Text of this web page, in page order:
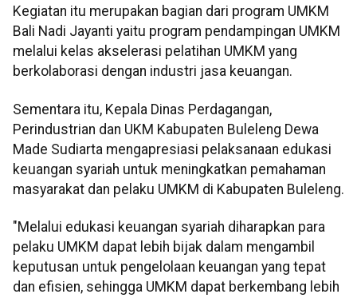
Kegiatan itu merupakan bagian dari program UMKM
Bali Nadi Jayanti yaitu program pendampingan UMKM
melalui kelas akselerasi pelatihan UMKM yang
berkolaborasi dengan industri jasa keuangan.
Sementara itu, Kepala Dinas Perdagangan,
Perindustrian dan UKM Kabupaten Buleleng Dewa
Made Sudiarta mengapresiasi pelaksanaan edukasi
keuangan syariah untuk meningkatkan pemahaman
masyarakat dan pelaku UMKM di Kabupaten Buleleng.
"Melalui edukasi keuangan syariah diharapkan para
pelaku UMKM dapat lebih bijak dalam mengambil
keputusan untuk pengelolaan keuangan yang tepat
dan efisien, sehingga UMKM dapat berkembang lebih